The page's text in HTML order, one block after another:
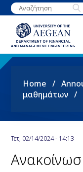
Skip
to
content
Breadcrumb
Home
μαθημάτων
Τετ, 02/14/2024 - 14:13